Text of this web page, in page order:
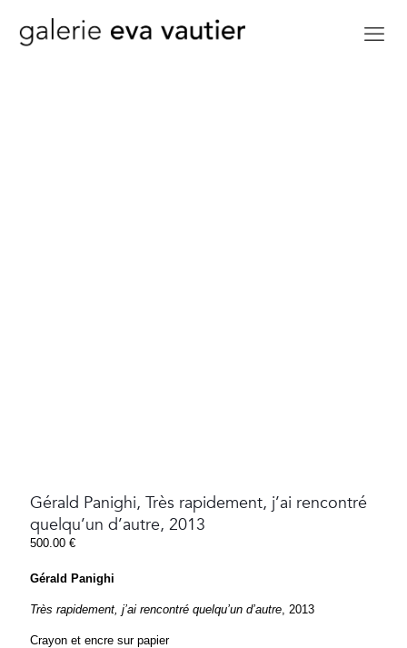
Gérald Panighi, Très rapidement, j’ai rencontré
quelqu’un d’autre, 2013
500.00 €
Gérald Panighi
Très rapidement, j’ai rencontré quelqu’un d’autre , 2013
Crayon et encre sur papier